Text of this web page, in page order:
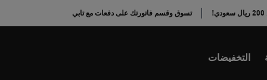
تسوق وقسم فاتورتك على دفعات مع تابي
التخفيضات